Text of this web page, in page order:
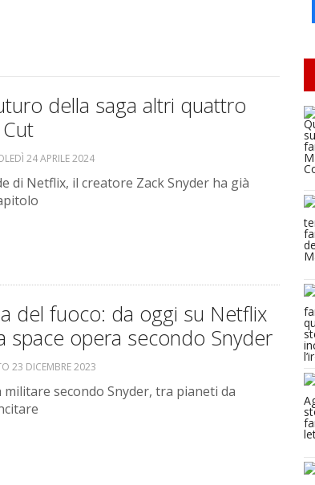
della saga altri quattro
24 APRILE 2024
di Netflix, il creatore Zack Snyder ha già
del fuoco: da oggi su Netflix
space opera secondo Snyder
23 DICEMBRE 2023
secondo Snyder, tra pianeti da